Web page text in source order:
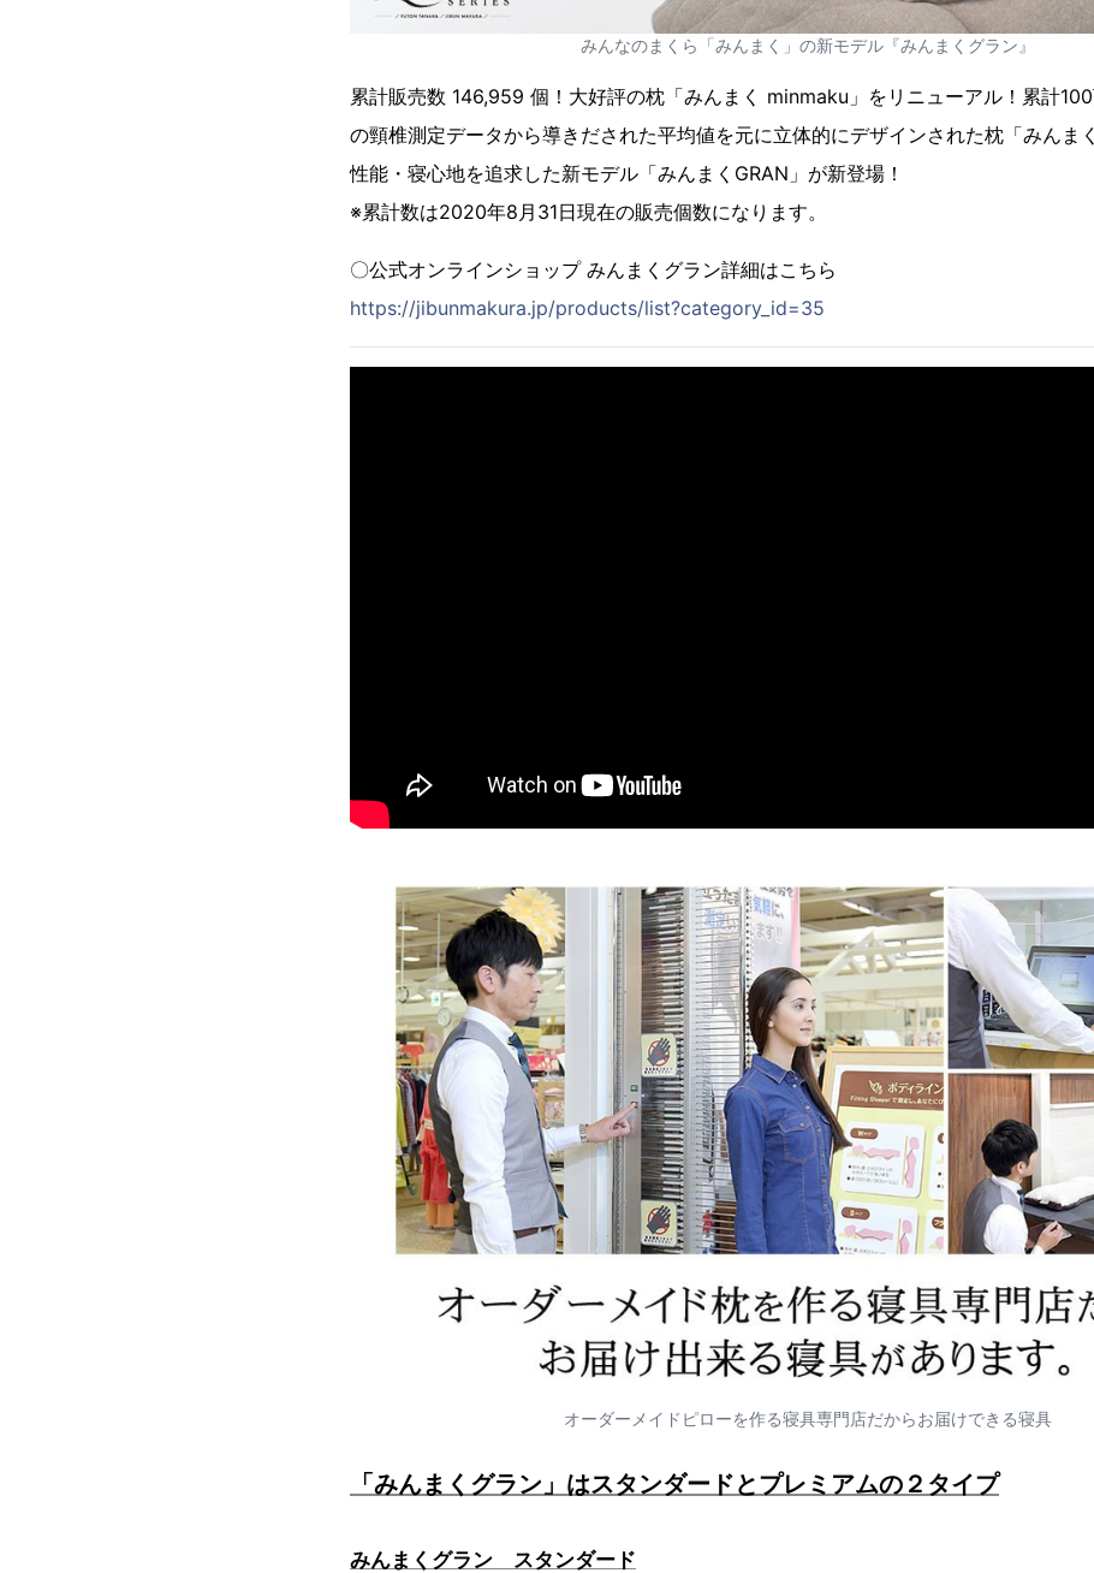
みんなのまくら「みんまく」の新モデル『みんまくグラン』
累計販売数 146,959 個！大好評の枕「みんまく minmaku」をリニューアル！累計
の頸椎測定データから導きだされた平均値を元に立体的にデザインされた枕「みんま
性能・寝心地を追求した新モデル「みんまくGRAN」が新登場！
※累計数は2020年8月31日現在の販売個数になります。
〇公式オンラインショップ みんまくグラン詳細はこちら
https://jibunmakura.jp/products/list?category_id=35
オーダーメイドピローを作る寝具専門店だからお届けできる寝具
「みんまくグラン」はスタンダードとプレミアムの２タイプ
みんまくグラン スタンダード